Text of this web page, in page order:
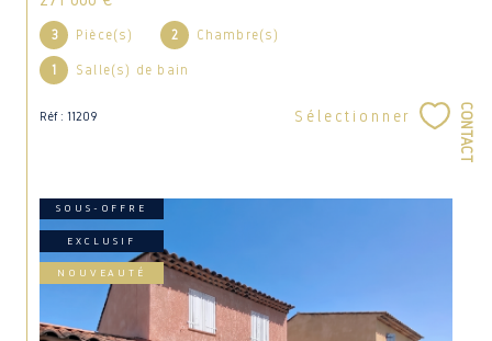
CONTACT
3 Pièce(s) 2 Chambre(s)
1 Salle(s) de bain
Réf : 11209 Sélectionner
SOUS-OFFRE
EXCLUSIF
NOUVEAUTÉ